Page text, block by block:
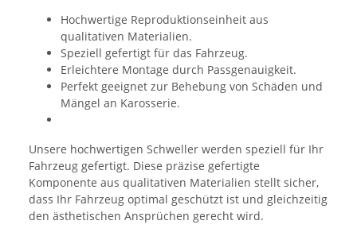
Hochwertige Reproduktionseinheit aus
qualitativen Materialien.
Speziell gefertigt für das Fahrzeug.
Erleichtere Montage durch Passgenauigkeit.
Perfekt geeignet zur Behebung von Schäden und
Mängel an Karosserie.
Unsere hochwertigen Schweller werden speziell für Ihr
Fahrzeug gefertigt. Diese präzise gefertigte
Komponente aus qualitativen Materialien stellt sicher,
dass Ihr Fahrzeug optimal geschützt ist und gleichzeitig
den ästhetischen Ansprüchen gerecht wird.